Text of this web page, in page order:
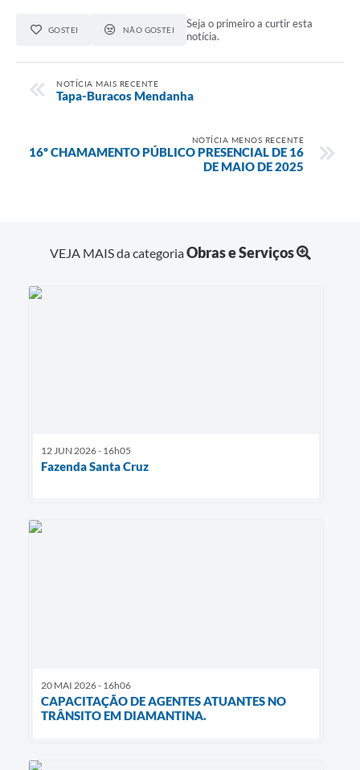
GOSTEI NÃO GOSTEI
Seja o primeiro a curtir esta
notícia.
NOTÍCIA MAIS RECENTE
Tapa-Buracos Mendanha
NOTÍCIA MENOS RECENTE
16º CHAMAMENTO PÚBLICO PRESENCIAL DE 16
DE MAIO DE 2025
VEJA MAIS da categoriaObras e Serviços
12 JUN 2026 - 16h05
Fazenda Santa Cruz
20 MAI 2026 - 16h06
CAPACITAÇÃO DE AGENTES ATUANTES NO
TRÂNSITO EM DIAMANTINA.